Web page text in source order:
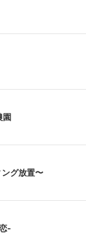
園
グ放置〜
-